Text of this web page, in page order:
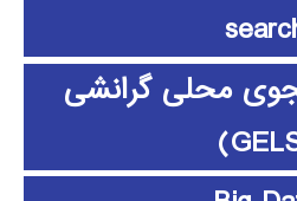
محلی گرانشی